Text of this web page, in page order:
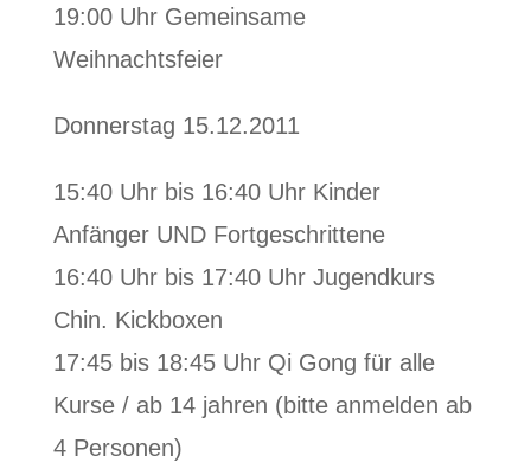
19:00 Uhr Gemeinsame
Weihnachtsfeier
Donnerstag 15.12.2011
15:40 Uhr bis 16:40 Uhr Kinder
Anfänger UND Fortgeschrittene
16:40 Uhr bis 17:40 Uhr Jugendkurs
Chin. Kickboxen
17:45 bis 18:45 Uhr Qi Gong für alle
Kurse / ab 14 jahren (bitte anmelden ab
4 Personen)